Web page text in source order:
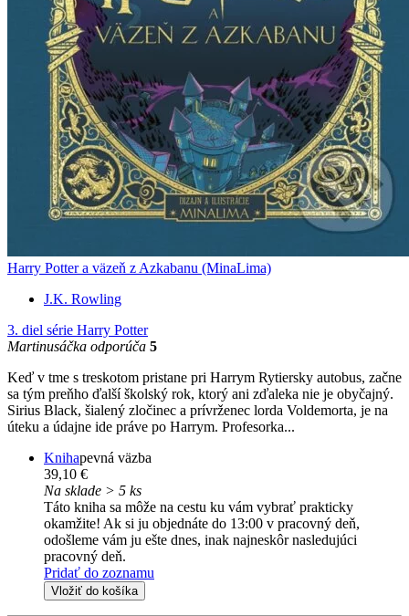
Harry Potter a väzeň z Azkabanu (MinaLima)
J.K. Rowling
3. diel série Harry Potter
Martinusáčka odporúča 5
Keď v tme s treskotom pristane pri Harrym Rytiersky autobus, začne
sa tým preňho ďalší školský rok, ktorý ani zďaleka nie je obyčajný.
Sirius Black, šialený zločinec a prívrženec lorda Voldemorta, je na
úteku a údajne ide práve po Harrym. Profesorka...
Knihapevná väzba
39,10 €
Na sklade > 5 ks
Táto kniha sa môže na cestu ku vám vybrať prakticky
okamžite! Ak si ju objednáte do 13:00 v pracovný deň,
odošleme vám ju ešte dnes, inak najneskôr nasledujúci
pracovný deň.
Pridať do zoznamu
Vložiť do košíka